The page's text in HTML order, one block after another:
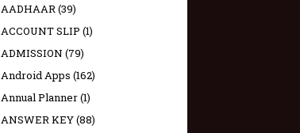
AADHAAR(39)
ACCOUNT SLIP (1)
ADMISSION (79)
Android Apps (162)
Annual Planner(1)
ANSWER KEY(88)